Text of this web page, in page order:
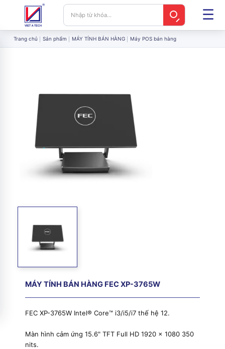
Trang chủ Sản phẩm MÁY TÍNH BÁN HÀNG Máy POS bán hàng
MÁY TÍNH BÁN HÀNG FEC XP-3765W
FEC XP-3765W Intel® Core™ i3/i5/i7 thế hệ 12.
Màn hình cảm ứng 15.6" TFT Full HD 1920 x 1080 350
nits.